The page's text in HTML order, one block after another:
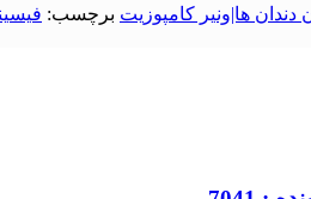
ها|ونیر کامپوزیت برچسب: